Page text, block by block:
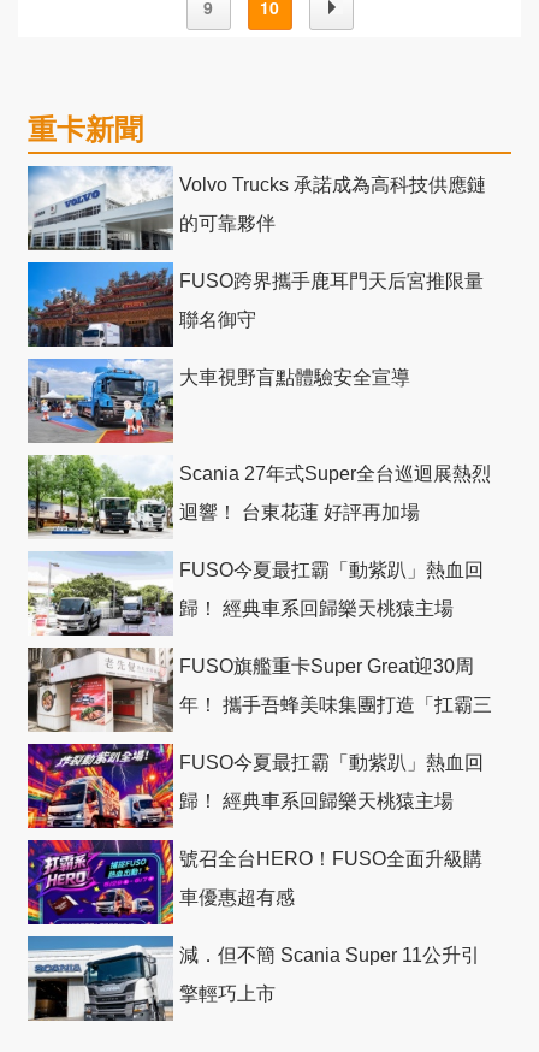
9
10
重卡新聞
Volvo Trucks 承諾成為高科技供應鏈
的可靠夥伴
FUSO跨界攜手鹿耳門天后宮推限量
聯名御守
大車視野盲點體驗安全宣導
Scania 27年式Super全台巡迴展熱烈
迴響！ 台東花蓮 好評再加場
FUSO今夏最扛霸「動紫趴」熱血回
歸！ 經典車系回歸樂天桃猿主場
FUSO旗艦重卡Super Great迎30周
年！ 攜手吾蜂美味集團打造「扛霸三
FUSO今夏最扛霸「動紫趴」熱血回
歸！ 經典車系回歸樂天桃猿主場
號召全台HERO！FUSO全面升級購
車優惠超有感
減．但不簡 Scania Super 11公升引
擎輕巧上市